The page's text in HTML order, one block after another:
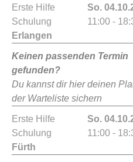
Erste Hilfe
Schulung
Erlangen
So.
11:00 -
Keinen passenden Termin
gefunden?
Du kannst dir hier deinen
der Warteliste sichern
Erste Hilfe
Schulung
Fürth
So.
11:00 -